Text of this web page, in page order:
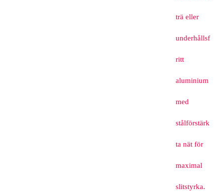
trä eller
underhållsf
ritt
aluminium
med
stålförstärk
ta nät för
maximal
slitstyrka.